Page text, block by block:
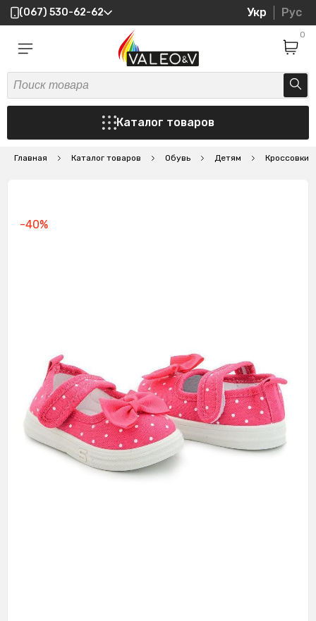
(067) 530-62-62 Укр Рус
0
Каталог товаров
Главная Каталог товаров Обувь Детям Кроссовки
-40%